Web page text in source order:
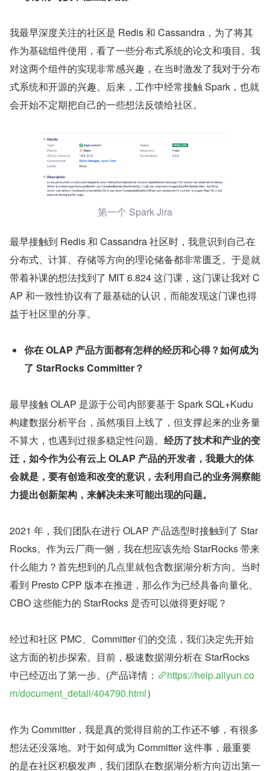
我最早深度关注的社区是 Redis 和 Cassandra，为了将其
作为基础组件使用，看了一些分布式系统的论文和项目。我
对这两个组件的实现非常感兴趣，在当时激发了我对于分布
式系统和开源的兴趣。后来，工作中经常接触 Spark，也就
会开始不定期把自己的一些想法反馈给社区。
第一个 Spark Jira
最早接触到 Redis 和 Cassandra 社区时，我意识到自己在
分布式、计算、存储等方向的理论储备都非常匮乏。于是就
带着补课的想法找到了 MIT 6.824 这门课，这门课让我对 C
AP 和一致性协议有了最基础的认识，而能发现这门课也得
益于社区里的分享。
你在 OLAP 产品方面都有怎样的经历和心得？如何成为
了 StarRocks Committer？
最早接触 OLAP 是源于公司内部要基于 Spark SQL+Kudu
构建数据分析平台，虽然项目上线了，但支撑起来的业务量
不算大，也遇到过很多稳定性问题。 经历了技术和产业的变
迁，如今作为公有云上 OLAP 产品的开发者，我最大的体
会就是，要有创造和改变的意识，去利用自己的业务洞察能
力提出创新架构，来解决未来可能出现的问题。
2021 年，我们团队在进行 OLAP 产品选型时接触到了 Star
Rocks。作为云厂商一侧，我在想应该先给 StarRocks 带来
什么能力？首先想到的几点里就包含数据湖分析方向。当时
看到 Presto CPP 版本在推进，那么作为已经具备向量化、
CBO 这些能力的 StarRocks 是否可以做得更好呢？
经过和社区 PMC、Committer 们的交流，我们决定先开始
这方面的初步探索。目前，极速数据湖分析在 StarRocks
中已经迈出了第一步。(产品详情：
https://help.aliyun.co
m/document_detail/404790.html）
作为 Committer，我是真的觉得目前的工作还不够，有很多
想法还没落地。对于如何成为 Committer 这件事，最重要
的是在社区积极发声，我们团队在数据湖分析方向迈出第一